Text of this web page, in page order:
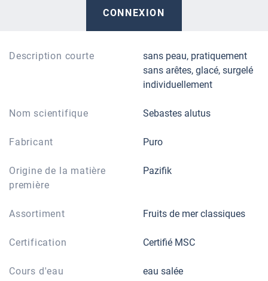
CONNEXION
Description courte
sans peau, pratiquement
sans arêtes, glacé, surgelé
individuellement
Nom scientifique Sebastes alutus
Fabricant Puro
Origine de la matière
première
Pazifik
Assortiment Fruits de mer classiques
Certification Certifié MSC
Cours d'eau eau salée